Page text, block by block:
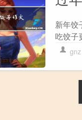
新年饺
吃饺子
gnz